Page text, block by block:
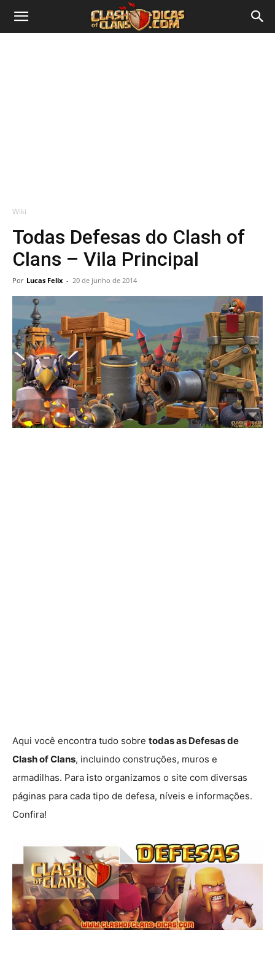
Wiki
Todas Defesas do Clash of
Clans – Vila Principal
Por Lucas Felix - 20 de junho de 2014
Aqui você encontra tudo sobre todas as Defesas de
Clash of Clans, incluindo construções, muros e
armadilhas. Para isto organizamos o site com diversas
páginas para cada tipo de defesa, níveis e informações.
Confira!